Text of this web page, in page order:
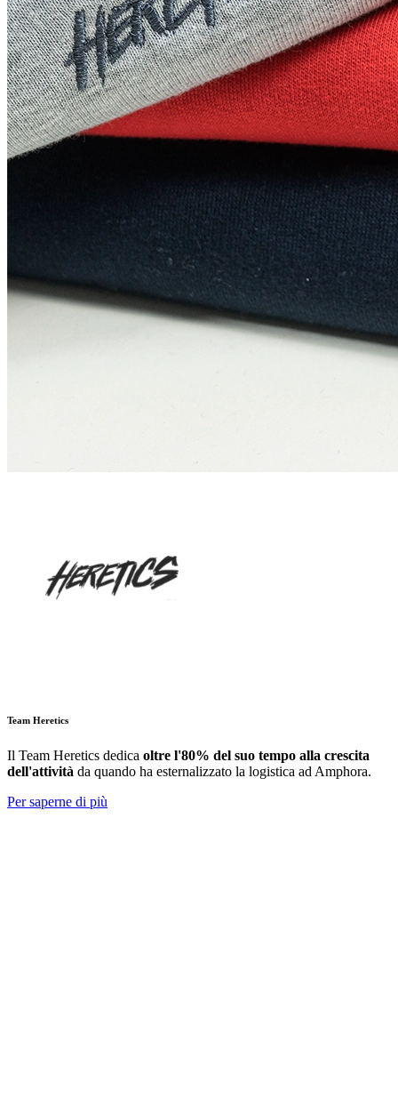
Team Heretics
Il Team Heretics dedica oltre l'80% del suo tempo alla crescita
dell'attività da quando ha esternalizzato la logistica ad Amphora.
Per saperne di più